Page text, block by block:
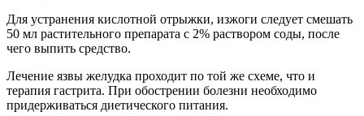
Для устранения кислотной отрыжки, изжоги следует смешать
50 мл растительного препарата с 2% раствором соды, после
чего выпить средство.
Лечение язвы желудка проходит по той же схеме, что и
терапия гастрита. При обострении болезни необходимо
придерживаться диетического питания.